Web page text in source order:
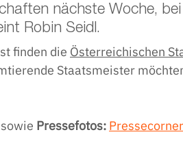
nächste Woche,
Robin Seidl.
finden die Österreichischen
Staatsmeister
sowie Pressefotos: